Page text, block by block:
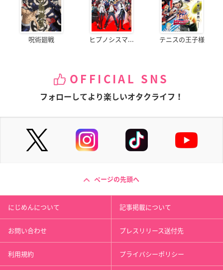
呪術廻戦 ヒプノシスマ... テニスの王子様
OFFICIAL SNS
フォローしてより楽しいオタクライフ！
ページの先頭へ
にじめんについて 記事掲載について
お問い合わせ プレスリリース送付先
利用規約 プライバシーポリシー